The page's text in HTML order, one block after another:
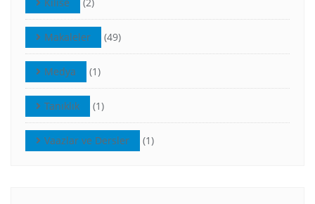
Makaleler (49)
Medya (1)
Tanıklık (1)
Vaazlar ve Dersler (1)